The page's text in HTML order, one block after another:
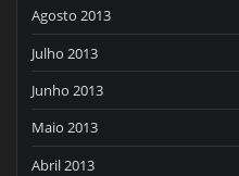
Agosto 2013
Julho 2013
Junho 2013
Maio 2013
Abril 2013